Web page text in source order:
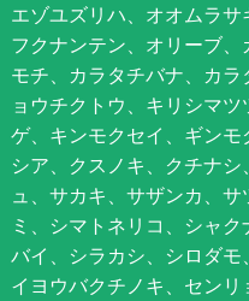
エゾユズリハ、オオムラ
フクナンテン、オリーブ
モチ、カラタチバナ、カ
ョウチクトウ、キリシマ
ゲ、キンモクセイ、ギン
シア、クスノキ、クチナ
ュ、サカキ、サザンカ、
ミ、シマトネリコ、シャ
バイ、シラカシ、シロダ
イヨウバクチノキ、センリ